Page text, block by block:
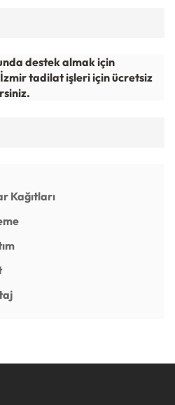
destek almak için
tadilat işleri için ücretsiz
Kağıtları